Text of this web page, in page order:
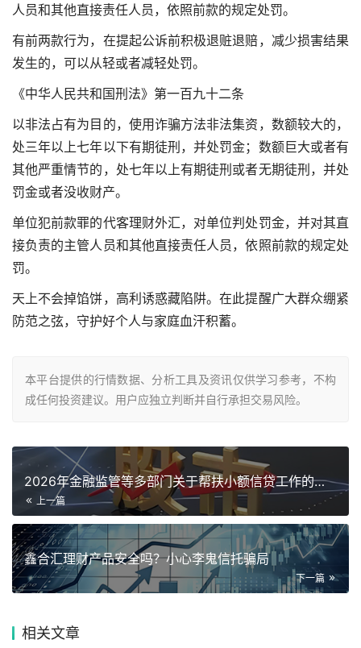
人员和其他直接责任人员，依照前款的规定处罚。
有前两款行为，在提起公诉前积极退赃退赔，减少损害结果
发生的，可以从轻或者减轻处罚。
《中华人民共和国刑法》第一百九十二条
以非法占有为目的，使用诈骗方法非法集资，数额较大的，
处三年以上七年以下有期徒刑，并处罚金；数额巨大或者有
其他严重情节的，处七年以上有期徒刑或者无期徒刑，并处
罚金或者没收财产。
单位犯前款罪的代客理财外汇，对单位判处罚金，并对其直
接负责的主管人员和其他直接责任人员，依照前款的规定处
罚。
天上不会掉馅饼，高利诱惑藏陷阱。在此提醒广大群众绷紧
防范之弦，守护好个人与家庭血汗积蓄。
本平台提供的行情数据、分析工具及资讯仅供学习参考，不构
成任何投资建议。用户应独立判断并自行承担交易风险。
2026年金融监管等多部门关于帮扶小额信贷工作的通知
上一篇
鑫合汇理财产品安全吗？小心李鬼信托骗局
下一篇
相关文章